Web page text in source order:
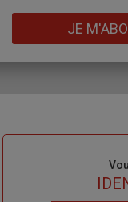
JE